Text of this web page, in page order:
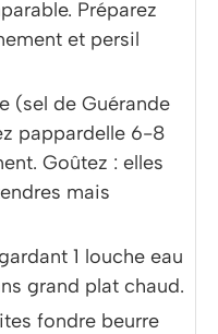
Préparez
et persil
(sel de Guérande
pappardelle 6-8
Goûtez : elles
mais
1 louche eau
grand plat chaud.
fondre beurre